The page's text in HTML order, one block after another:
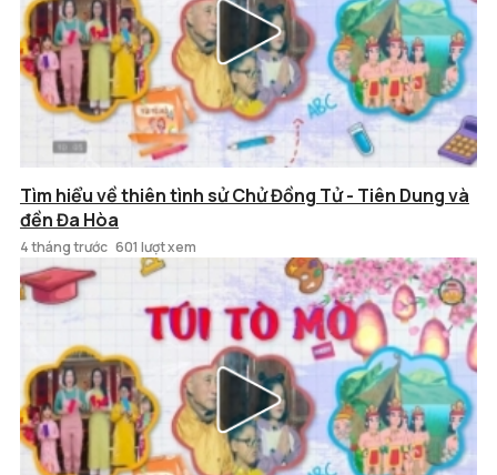
Tìm hiểu về thiên tình sử Chử Đồng Tử - Tiên Dung và
đền Đa Hòa
4 tháng trước 601 lượt xem